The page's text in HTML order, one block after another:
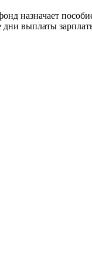
назначает
выплаты